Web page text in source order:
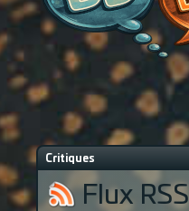
Critiques
Flux RSS